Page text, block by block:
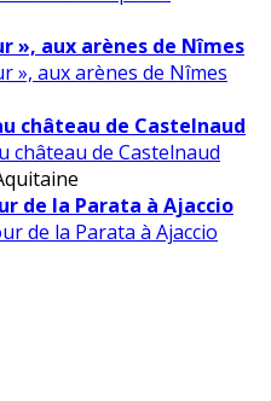
», aux arènes de Nîmes
château de Castelnaud
de la Parata à Ajaccio